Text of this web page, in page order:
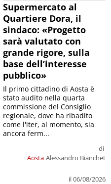
Supermercato al
Quartiere Dora, il
sindaco: «Progetto
sarà valutato con
grande rigore, sulla
base dell’interesse
pubblico»
Aosta
di
Alessandro Bianchet
il 06/08/2026
Il primo cittadino di Aosta è
stato audito nella quarta
commissione del Consiglio
regionale, dove ha ribadito
come l'iter, al momento, sia
ancora ferm...